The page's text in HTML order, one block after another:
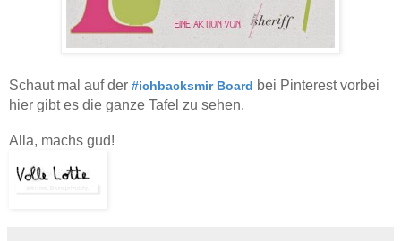
Schaut mal auf der #ichbacksmir Board bei Pinterest vorbei
hier gibt es die ganze Tafel zu sehen.
Alla, machs gud!